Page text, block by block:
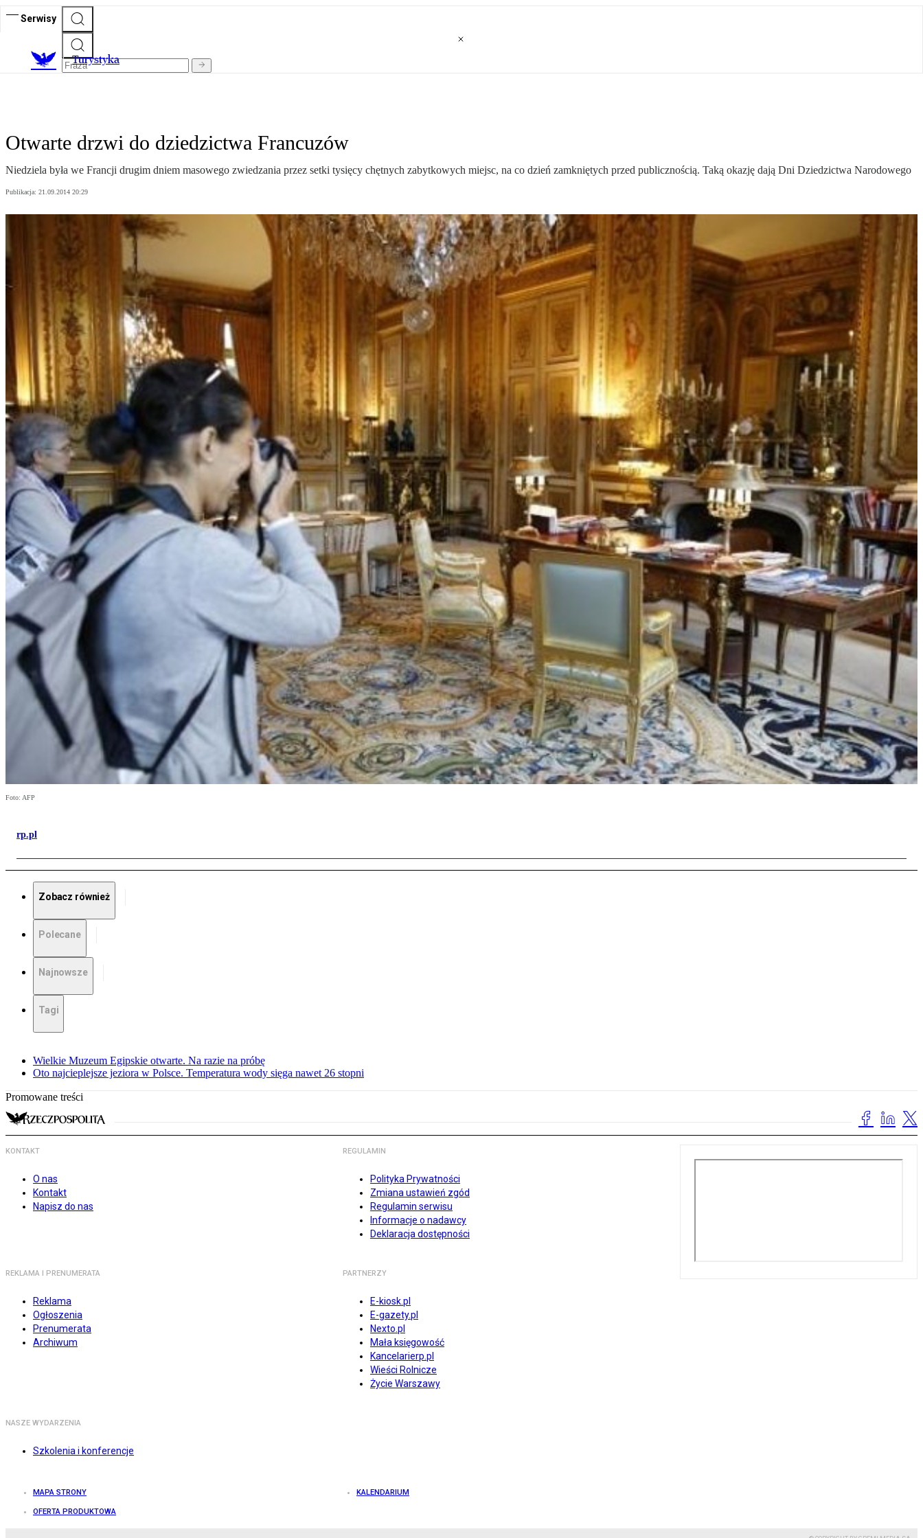
Serwisy
Turystyka
Otwarte drzwi do dziedzictwa Francuzów
Niedziela była we Francji drugim dniem masowego zwiedzania przez setki tysięcy chętnych zabytkowych miejsc, na co dzień zamkniętych przed publicznością. Taką okazję dają Dni Dziedzictwa Narodowego
Publikacja: 21.09.2014 20:29
Foto: AFP
rp.pl
Zobacz również
Polecane
Najnowsze
Tagi
Wielkie Muzeum Egipskie otwarte. Na razie na próbę
Oto najcieplejsze jeziora w Polsce. Temperatura wody sięga nawet 26 stopni
Promowane treści
KONTAKT
O nas
Kontakt
Napisz do nas
REGULAMIN
Polityka Prywatności
Zmiana ustawień zgód
Regulamin serwisu
Informacje o nadawcy
Deklaracja dostępności
REKLAMA I PRENUMERATA
Reklama
Ogłoszenia
Prenumerata
Archiwum
PARTNERZY
E-kiosk.pl
E-gazety.pl
Nexto.pl
Mała księgowość
Kancelarierp.pl
Wieści Rolnicze
Życie Warszawy
NASZE WYDARZENIA
Szkolenia i konferencje
MAPA STRONY KALENDARIUM
OFERTA PRODUKTOWA